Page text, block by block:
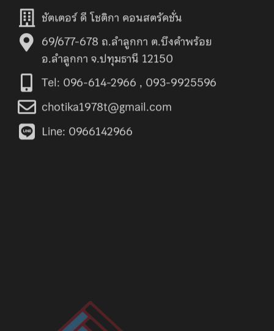
ชัตเตอร์ ดี โชติกา คอนสตรัคชั่น
69/677-678 ถ.ลำลูกกา ต.บึงคำพร้อย
อ.ลำลูกกา จ.ปทุมธานี 12150
Tel: 096-614-2966 , 093-9925596
chotika1978t@gmail.com
Line: 0966142966